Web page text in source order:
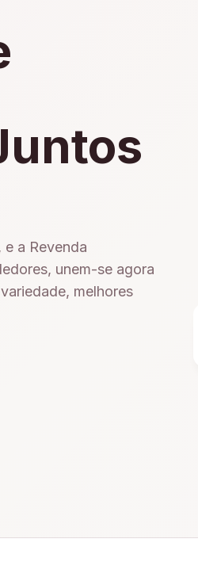
a Revenda
unem-se agora
melhores